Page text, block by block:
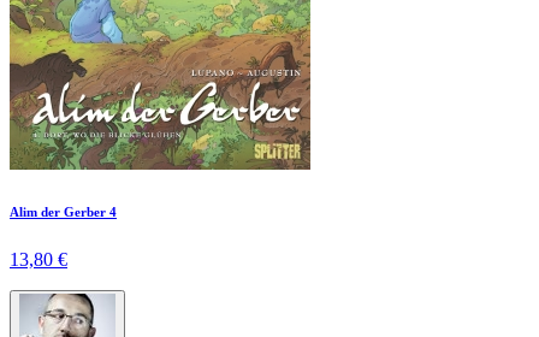
Alim der Gerber 4
13,80 €